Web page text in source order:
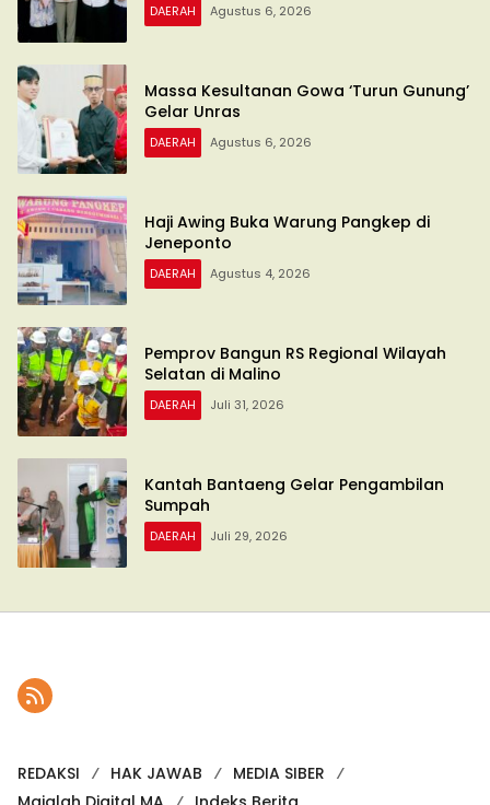
DAERAH Agustus 6, 2026
Massa Kesultanan Gowa ‘Turun Gunung’
Gelar Unras
DAERAH Agustus 6, 2026
Haji Awing Buka Warung Pangkep di
Jeneponto
DAERAH Agustus 4, 2026
Pemprov Bangun RS Regional Wilayah
Selatan di Malino
DAERAH Juli 31, 2026
Kantah Bantaeng Gelar Pengambilan
Sumpah
DAERAH Juli 29, 2026
REDAKSI HAK JAWAB
MEDIA SIBER